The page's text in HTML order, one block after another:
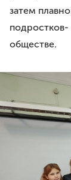
затем
обществе.